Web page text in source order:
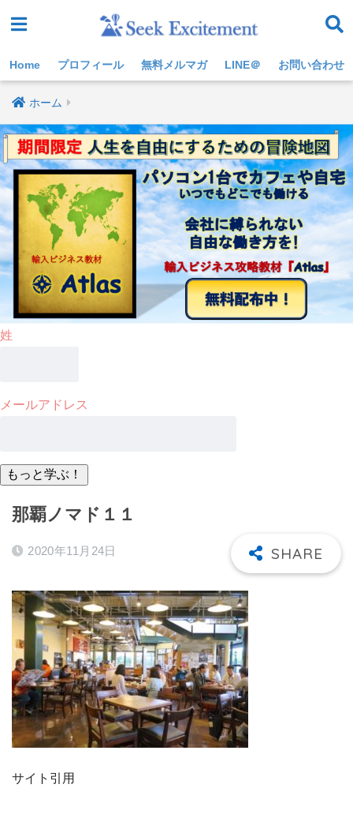
Home プロフィール 無料メルマガ LINE＠ お問い合わせ
ホーム
姓
メールアドレス
那覇ノマド１１
2020年11月24日
サイト引用